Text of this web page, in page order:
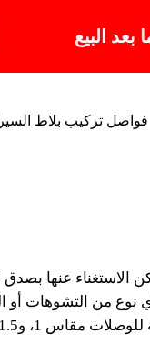
بعد البيع
فواصل تركيب بلاط
عنها